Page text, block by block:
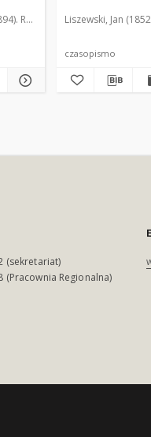
Red. Liszewski, Jan
czasopismo
(sekretariat)
(Pracownia Regionalna)